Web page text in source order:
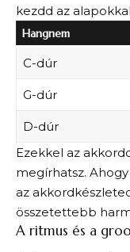
kezdd az
Hangnem
C-dúr
G-dúr
D-dúr
Ezekkel az
megírhatsz.
az
összetettebb
A ritmus és a